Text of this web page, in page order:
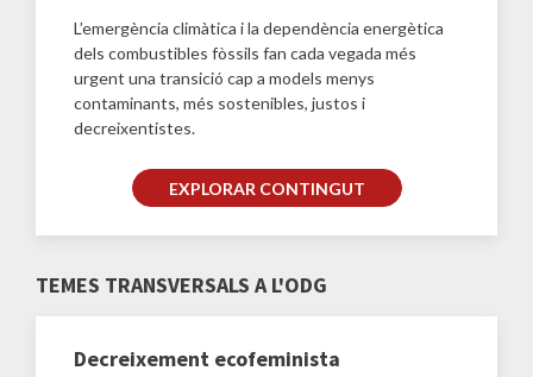
L’emergència climàtica i la dependència energètica
dels combustibles fòssils fan cada vegada més
urgent una transició cap a models menys
contaminants, més sostenibles, justos i
decreixentistes.
EXPLORAR CONTINGUT
TEMES TRANSVERSALS A L'ODG
Decreixement ecofeminista